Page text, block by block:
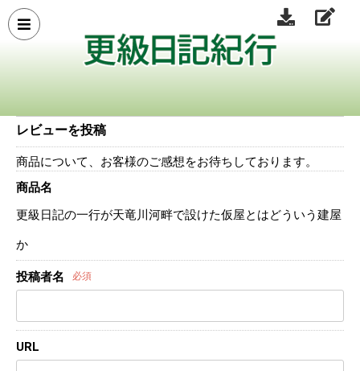
レビューを投稿
商品について、お客様のご感想をお待ちしております。
商品名
更級日記の一行が天竜川河畔で設けた仮屋とはどういう建屋
か
投稿者名 必須
URL